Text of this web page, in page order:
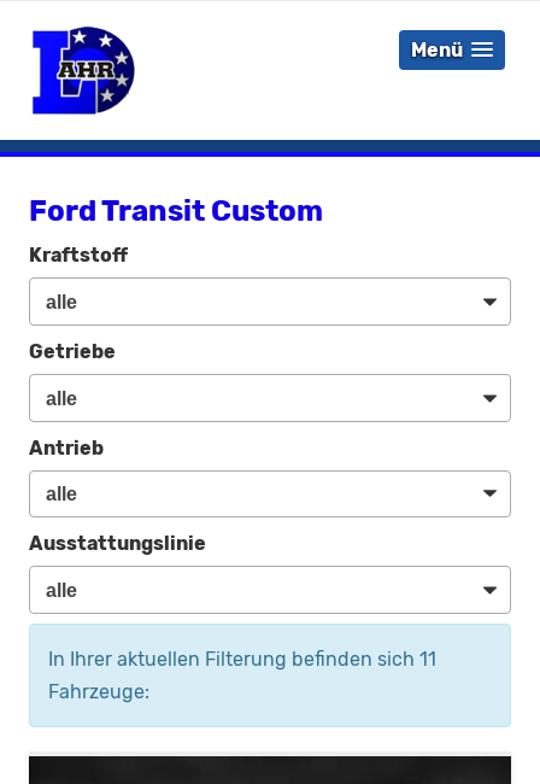
Menü
Ford Transit Custom
Kraftstoff
Getriebe
Antrieb
Ausstattungslinie
In Ihrer aktuellen Filterung befinden sich 11
Fahrzeuge: